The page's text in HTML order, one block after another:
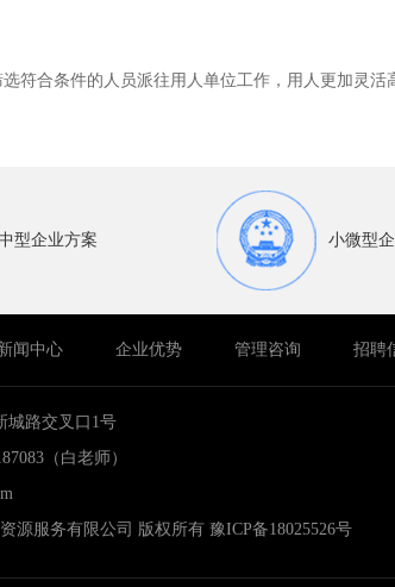
符合条件的人员派往用人单位工作，用人更加灵活
型企业方案 小微型
闻中心 企业优势 管理咨询 招聘
城路交叉口1号
（白老师）
源服务有限公司 版权所有 豫ICP备18025526号